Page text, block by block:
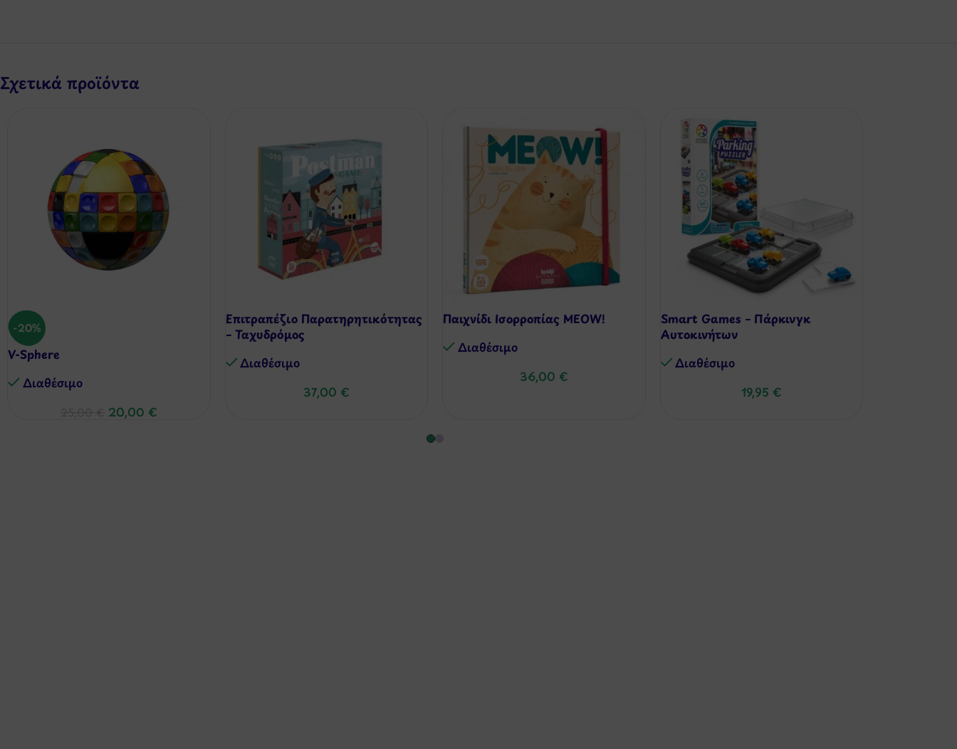
Σχετικά προϊόντα
-20%
V-Sphere
Διαθέσιμo
20,00 €
Επιτραπέζιο Παρατηρητικότητας
– Ταχυδρόμος
Διαθέσιμo
37,00 €
Παιχνίδι Ισορροπίας MEOW!
Διαθέσιμo
36,00 €
Smart Games – Πάρκινγκ
Αυτοκινήτων
Διαθέσιμo
19,95 €